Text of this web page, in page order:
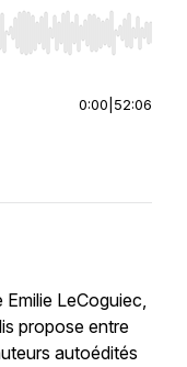
Home/End to jump
0:00 52:06
LeCoguiec,
propose entre
autoédités